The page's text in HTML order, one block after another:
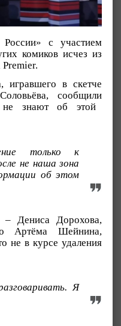
с участием
комиков исчез из
Premier.
игравшего в скетче
сообщили
знают об этой
только к
не наша зона
об этом
– Дениса Дорохова,
Артёма Шейнина,
не в курсе удаления
Я